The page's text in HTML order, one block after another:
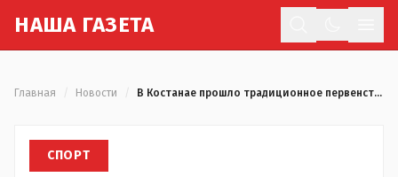
НАША ГАЗЕТА
Главная Новости В Костанае прошло традиционное первенство города по спортивной гимнастике
СПОРТ